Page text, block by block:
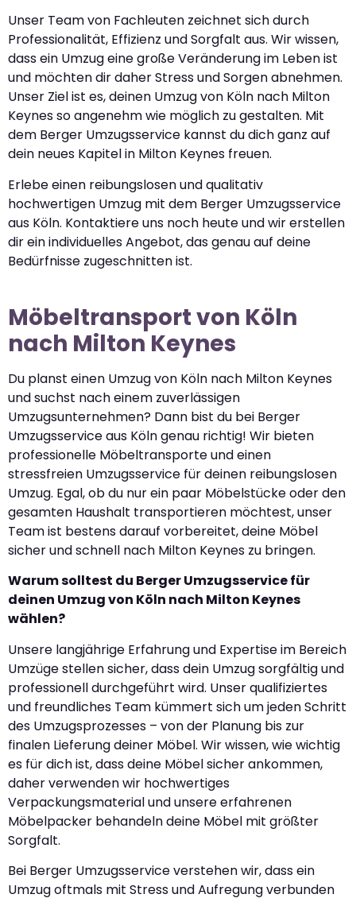
Unser Team von Fachleuten zeichnet sich durch
Professionalität, Effizienz und Sorgfalt aus. Wir wissen,
dass ein Umzug eine große Veränderung im Leben ist
und möchten dir daher Stress und Sorgen abnehmen.
Unser Ziel ist es, deinen Umzug von Köln nach Milton
Keynes so angenehm wie möglich zu gestalten. Mit
dem Berger Umzugsservice kannst du dich ganz auf
dein neues Kapitel in Milton Keynes freuen.
Erlebe einen reibungslosen und qualitativ
hochwertigen Umzug mit dem Berger Umzugsservice
aus Köln. Kontaktiere uns noch heute und wir erstellen
dir ein individuelles Angebot, das genau auf deine
Bedürfnisse zugeschnitten ist.
Möbeltransport von Köln
nach Milton Keynes
Du planst einen Umzug von Köln nach Milton Keynes
und suchst nach einem zuverlässigen
Umzugsunternehmen? Dann bist du bei Berger
Umzugsservice aus Köln genau richtig! Wir bieten
professionelle Möbeltransporte und einen
stressfreien Umzugsservice für deinen reibungslosen
Umzug. Egal, ob du nur ein paar Möbelstücke oder den
gesamten Haushalt transportieren möchtest, unser
Team ist bestens darauf vorbereitet, deine Möbel
sicher und schnell nach Milton Keynes zu bringen.
Warum solltest du Berger Umzugsservice für
deinen Umzug von Köln nach Milton Keynes
wählen?
Unsere langjährige Erfahrung und Expertise im Bereich
Umzüge stellen sicher, dass dein Umzug sorgfältig und
professionell durchgeführt wird. Unser qualifiziertes
und freundliches Team kümmert sich um jeden Schritt
des Umzugsprozesses – von der Planung bis zur
finalen Lieferung deiner Möbel. Wir wissen, wie wichtig
es für dich ist, dass deine Möbel sicher ankommen,
daher verwenden wir hochwertiges
Verpackungsmaterial und unsere erfahrenen
Möbelpacker behandeln deine Möbel mit größter
Sorgfalt.
Bei Berger Umzugsservice verstehen wir, dass ein
Umzug oftmals mit Stress und Aufregung verbunden